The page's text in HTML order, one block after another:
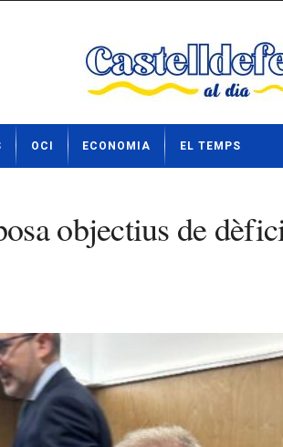
OCI ECONOMIA EL TEMPS
objectius de